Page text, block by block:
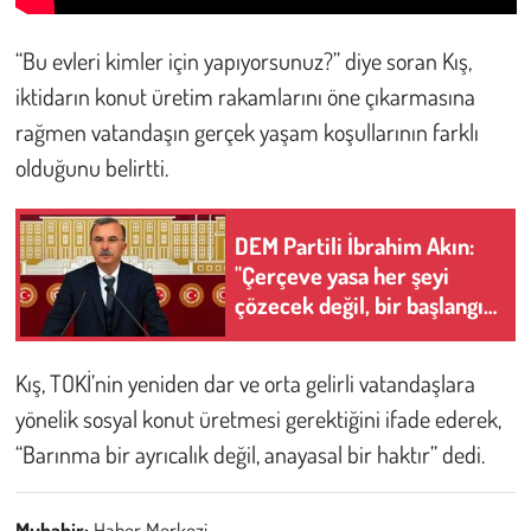
“Bu evleri kimler için yapıyorsunuz?” diye soran Kış,
iktidarın konut üretim rakamlarını öne çıkarmasına
rağmen vatandaşın gerçek yaşam koşullarının farklı
olduğunu belirtti.
DEM Partili İbrahim Akın:
"Çerçeve yasa her şeyi
çözecek değil, bir başlangıç
yasası"
Kış, TOKİ’nin yeniden dar ve orta gelirli vatandaşlara
yönelik sosyal konut üretmesi gerektiğini ifade ederek,
“Barınma bir ayrıcalık değil, anayasal bir haktır” dedi.